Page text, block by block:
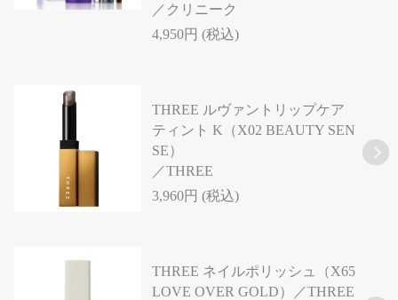
／クリニーク
4,950円 (税込)
THREE ルヴァントリップケア
ティント K（X02 BEAUTY SEN
SE）
／THREE
3,960円 (税込)
THREE ネイルポリッシュ（X65
LOVE OVER GOLD）／THREE